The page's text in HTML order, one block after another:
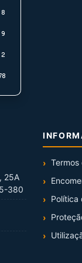
2
1
9
8
9
2
25A
380
Termos
Política